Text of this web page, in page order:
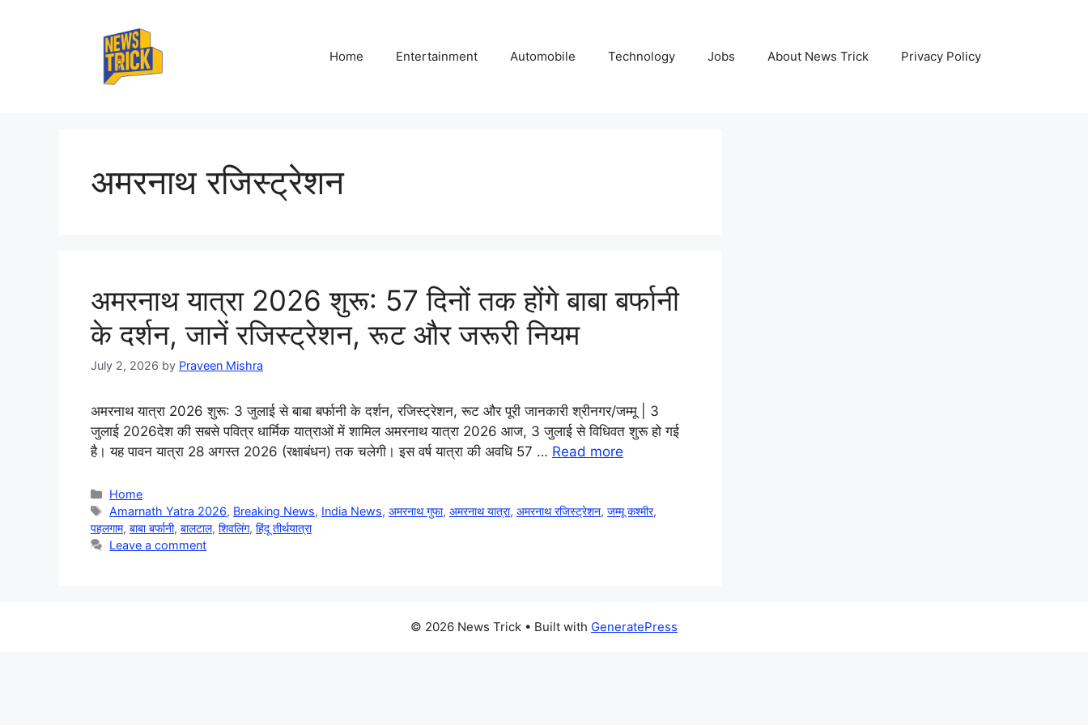
Home Entertainment Automobile Technology Jobs About News Trick Privacy Policy
अमरनाथ रजिस्ट्रेशन
अमरनाथ यात्रा 2026 शुरू: 57 दिनों तक होंगे बाबा बर्फानी
के दर्शन, जानें रजिस्ट्रेशन, रूट और जरूरी नियम
July 2, 2026 by Praveen Mishra
अमरनाथ यात्रा 2026 शुरू: 3 जुलाई से बाबा बर्फानी के दर्शन, रजिस्ट्रेशन, रूट और पूरी जानकारी श्रीनगर/जम्मू | 3
जुलाई 2026देश की सबसे पवित्र धार्मिक यात्राओं में शामिल अमरनाथ यात्रा 2026 आज, 3 जुलाई से विधिवत शुरू हो गई
है। यह पावन यात्रा 28 अगस्त 2026 (रक्षाबंधन) तक चलेगी। इस वर्ष यात्रा की अवधि 57 … Read more
Categories
Home
Tags
Amarnath Yatra 2026, Breaking News, India News,अमरनाथ गुफा,अमरनाथ यात्रा,अमरनाथ रजिस्ट्रेशन,जम्मू कश्मीर,
पहलगाम, बाबा बर्फानी, बालटाल, शिवलिंग, हिंदू तीर्थयात्रा
Leave a comment
© 2026 News Trick • Built with GeneratePress